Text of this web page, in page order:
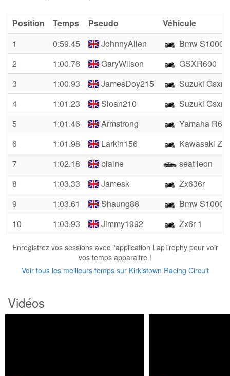
Position Temps Pseudo
Véhicule
1
0:59.45 JohnnyAllen
Bmw S1000rr
2
1:00.76 GaryWilson
GSXR600
3
1:00.93 JamesDoy215
Suzuki
4
1:01.23 Sloan210
Suzuki Gsxr
5
1:01.46 Armstrong
Yamaha R6
6
1:01.98 Larkin156
Kawasaki
7
1:02.18 blaine
seat leon
8
1:03.33 Jamesk
Zx636r
9
1:03.61 Shaung88
Bmw
10
1:03.93 Jimmy1992 Zx6r 1
Enregistrez vos sessions avec l'application LapTrophy pour voir
vos temps apparaitre !
Voir tous les meilleurs temps sur Kirkistown Racing Circuit
Vidéos